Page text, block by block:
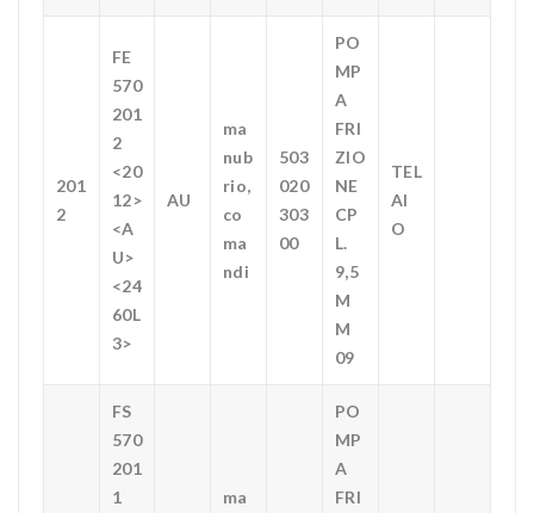
201
2
FE
570
201
2
<20
12>
<A
U>
<24
60L
3>
AU
ma
nub
rio,
co
ma
ndi
503
020
303
00
PO
MP
A
FRI
ZIO
NE
CP
L.
9,5
M
M
09
TEL
AI
O
FS
570
201
1
ma
PO
MP
A
FRI